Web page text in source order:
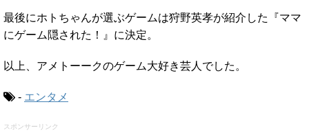
最後にホトちゃんが選ぶゲームは狩野英孝が紹介した『ママ
にゲーム隠された！』に決定。
以上、アメトーークのゲーム大好き芸人でした。
- エンタメ
スポンサーリンク